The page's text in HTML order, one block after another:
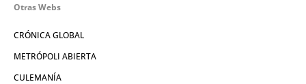
Otras Webs
CRÓNICA GLOBAL
METRÓPOLI ABIERTA
CULEMANÍA